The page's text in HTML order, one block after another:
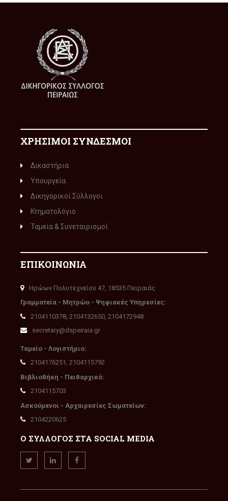
ΧΡΗΣΙΜΟΙ ΣΥΝΔΕΣΜΟΙ
Δικαστήρια
Υπουργεία
Δικηγορικοί Σύλλογοι
Κτηματολόγιο
Ταμεία & Συνεταιρισμοί
ΕΠΙΚΟΙΝΩΝΙΑ
Ηρώων Πολυτεχνείου 47, 18535 Πειραιάς
Γραμματεία - Μητρώο - Ψηφιακές Υπηρεσίες:
2104110378, 2104132650, 2104172948
secretary@dspeiraia.gr
Ταμείο - Λογιστήριο:
2104176251, 2104115792
Βιβλιοθήκη - Πειθαρχικό:
2104115703
Ασκούμενοι - Αρχαιρεσίες Σωματείων:
2104220625
Ο ΣΥΛΛΟΓΟΣ ΣΤΑ SOCIAL MEDIA